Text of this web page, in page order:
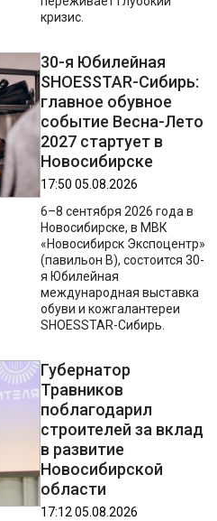
кризис.
30-я Юбилейная
SHOESSTAR-Сибирь:
главное обувное
событие Весна-Лето
2027 стартует в
Новосибирске
17:50 05.08.2026
6–8 сентября 2026 года в
Новосибирске, в МВК
«Новосибирск Экспоцентр»
(павильон В), состоится 30-
я Юбилейная
международная выставка
обуви и кожгалантереи
SHOESSTAR-Сибирь.
Губернатор
Травников
поблагодарил
строителей за вклад
в развитие
Новосибирской
области
17:12 05.08.2026